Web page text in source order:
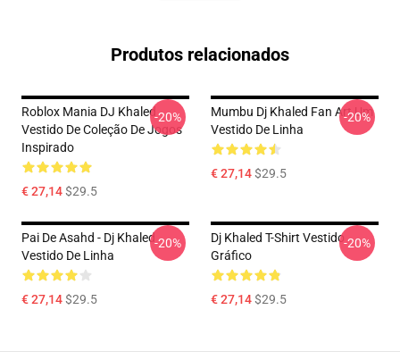
Produtos relacionados
Roblox Mania DJ Khaled
Vestido De Coleção De Jogos
Inspirado
€ 27,14$29.5
-20%
Mumbu Dj Khaled Fan Art Um
Vestido De Linha
€ 27,14$29.5
-20%
Pai De Asahd - Dj Khaled
Vestido De Linha
€ 27,14$29.5
-20%
Dj Khaled T-Shirt Vestido
Gráfico
€ 27,14$29.5
-20%